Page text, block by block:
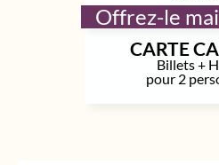
Offrez-le
CARTE
Billets +
pour 2